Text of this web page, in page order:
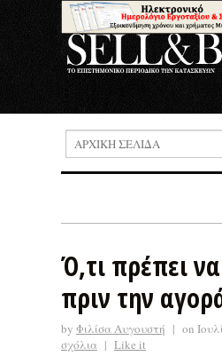
Ό,τι πρέπει
πριν την
by Φιλίσα Αυγουστή | on
σχόλια | Like it